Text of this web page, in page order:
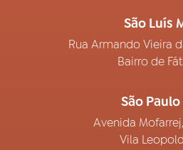
São Luís
Rua Armando Vieira
Bairro de
São Paulo
Avenida
Vila